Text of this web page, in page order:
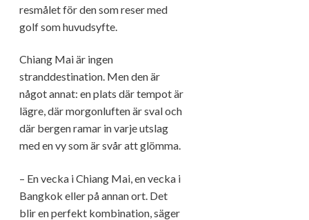
resmålet för den som reser med
golf som huvudsyfte.
Chiang Mai är ingen
stranddestination. Men den är
något annat: en plats där tempot är
lägre, där morgonluften är sval och
där bergen ramar in varje utslag
med en vy som är svår att glömma.
– En vecka i Chiang Mai, en vecka i
Bangkok eller på annan ort. Det
blir en perfekt kombination, säger